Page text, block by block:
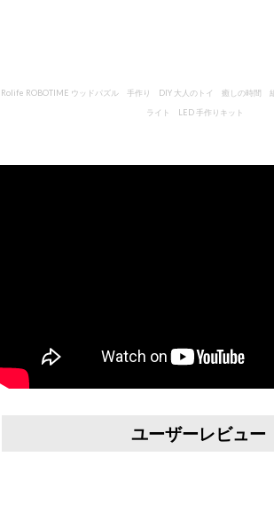
Rolife ROBOTIME ウッドパズル 手作り DIY 大人のトイ 癒しの時
ライト LED 手作りキット
ユーザーレビュー